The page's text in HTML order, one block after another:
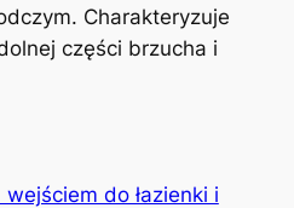
Charakteryzuje
części brzucha i